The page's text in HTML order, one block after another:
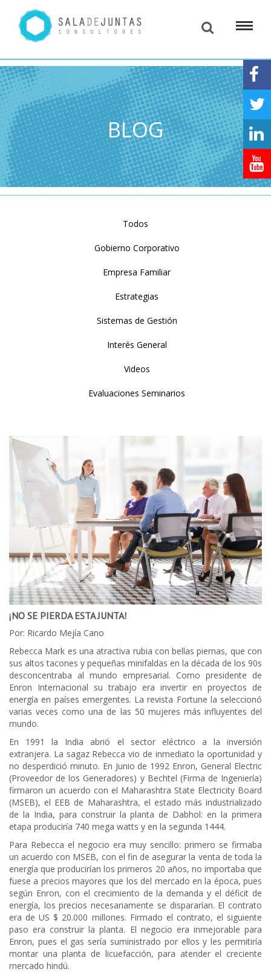
BLOG
Todos
Gobierno Corporativo
Empresa Familiar
Estrategias
Sistemas de Gestión
Interés General
Videos
Evaluaciones Seminarios
¡NO SE PIERDA ESTA JUNTA!
Por: Ricardo Mejía Cano
Rebecca Mark es una atractiva rubia con bellas piernas, que con
sus altos tacones y pequeñas minifaldas en la década de los 90s
desconcentraba al mundo empresarial. Como presidente de
Enron Internacional su trabajo era invertir en proyectos de
energía en países emergentes. La revista Fortune la seleccionó
varias veces como una de las 50 mujeres más influyentes del
mundo.
En 1991 la India abrió el sector eléctrico a la inversión
extranjera. La sagaz Rebecca vio de inmediato la oportunidad y
no desperdició minuto. En Junio de 1992 Enron, General Electric
(Proveedor de los Generadores) y Bechtel (Firma de Ingeniería)
firmaron un acuerdo con el Maharashtra State Electricity Board
(MSEB), el EEB de Maharashtra, el estado más industrializado
de la India, para construir la planta de Dabhol: en la primera
etapa produciría 740 mega watts y en la segunda 1444.
Para Rebecca el negocio era muy sencillo: primero se firmaba
un acuerdo con MSEB, con el fin de asegurar la venta de toda la
energía que producirían los primeros 20 años, no importaba que
fuese a precios mayores que los del mercado en la época, pues
según Enron, con el crecimiento de la demanda y el déficit de
energía, los precios necesariamente se dispararían. El contrato
era de US $ 20.000 millones. Firmado el contrato, el siguiente
paso era construir la planta. El negocio era inmejorable para
Enron, pues el gas sería suministrado por ellos y les permitiría
montar una planta de licuefacción, para atender el creciente
mercado hindú.